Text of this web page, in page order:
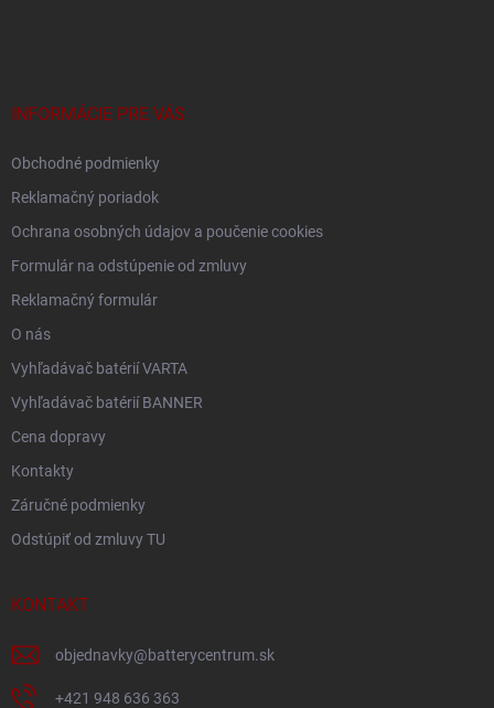
INFORMÁCIE PRE VÁS
Obchodné podmienky
Reklamačný poriadok
Ochrana osobných údajov a poučenie cookies
Formulár na odstúpenie od zmluvy
Reklamačný formulár
O nás
Vyhľadávač batérií VARTA
Vyhľadávač batérií BANNER
Cena dopravy
Kontakty
Záručné podmienky
Odstúpiť od zmluvy TU
KONTAKT
objednavky@batterycentrum.sk
+421 948 636 363